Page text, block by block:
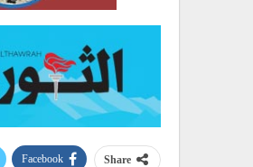
Share
Facebook